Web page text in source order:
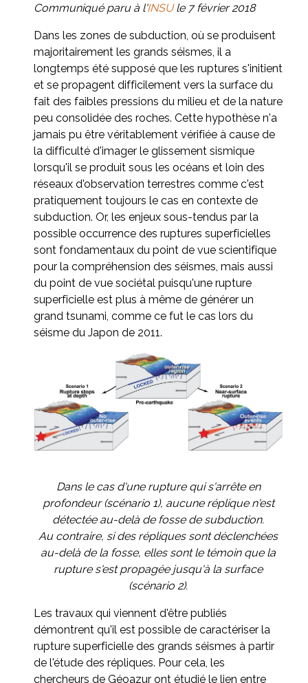
Communiqué paru à l'INSUle 7 février 2018
Dans les zones de subduction, où se produisent
majoritairement les grands séismes, il a
longtemps été supposé que les ruptures s'initient
et se propagent difficilement vers la surface du
fait des faibles pressions du milieu et de la nature
peu consolidée des roches. Cette hypothèse n'a
jamais pu être véritablement vérifiée à cause de
la difficulté d'imager le glissement sismique
lorsqu'il se produit sous les océans et loin des
réseaux d'observation terrestres comme c'est
pratiquement toujours le cas en contexte de
subduction. Or, les enjeux sous-tendus par la
possible occurrence des ruptures superficielles
sont fondamentaux du point de vue scientifique
pour la compréhension des séismes, mais aussi
du point de vue sociétal puisqu'une rupture
superficielle est plus à même de générer un
grand tsunami, comme ce fut le cas lors du
séisme du Japon de 2011.
Dans le cas d'une rupture qui s'arrête en
profondeur (scénario 1), aucune réplique n'est
détectée au-delà de fosse de subduction.
Au contraire, si des répliques sont déclenchées
au-delà de la fosse, elles sont le témoin que la
rupture s'est propagée jusqu'à la surface
(scénario 2).
Les travaux qui viennent d'être publiés
démontrent qu'il est possible de caractériser la
rupture superficielle des grands séismes à partir
de l'étude des répliques. Pour cela, les
chercheurs de Géoazur ont étudié le lien entre